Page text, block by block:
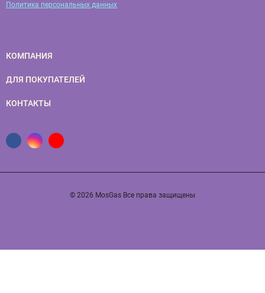
Политика персональных данных
КОМПАНИЯ
ДЛЯ ПОКУПАТЕЛЕЙ
КОНТАКТЫ
© 2026 MosGas Все права защищены